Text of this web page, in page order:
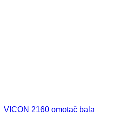
VICON 2160 omotač bala